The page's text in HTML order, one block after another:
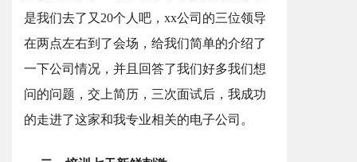
是我们去了又20个人吧，xx公司的三位领导
在两点左右到了会场，给我们简单的介绍了
一下公司情况，并且回答了我们好多我们想
问的问题，交上简历，三次面试后，我成功
的走进了这家和我专业相关的电子公司。